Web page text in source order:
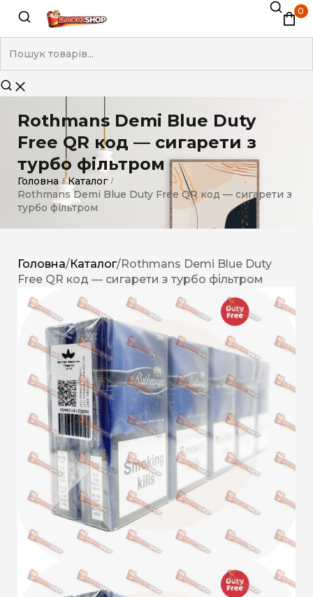
0
Rothmans Demi Blue Duty
Free QR код — сигарети з
турбо фільтром
Головна / Каталог /
Rothmans Demi Blue Duty Free QR код — сигарети з
турбо фільтром
Головна/Каталог/Rothmans Demi Blue Duty
Free QR код — сигарети з турбо фільтром